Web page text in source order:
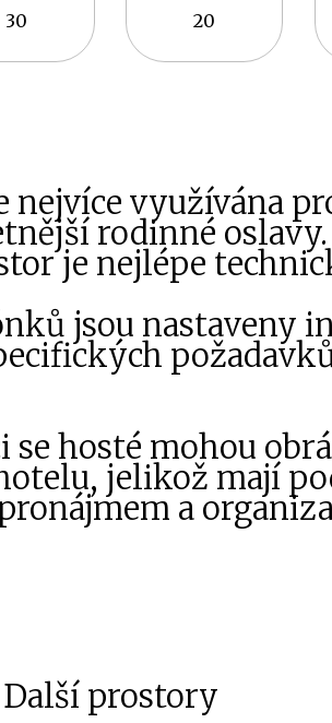
30
20
nejvíce využívána
rodinné oslavy.
je nejlépe
jsou nastaveny
se hosté mohou
, jelikož mají
a
Další prostory